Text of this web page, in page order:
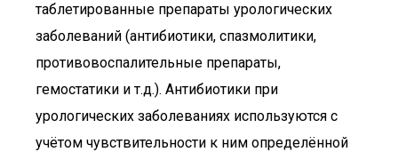
таблетированные препараты урологических
заболеваний (антибиотики, спазмолитики,
противовоспалительные препараты,
гемостатики и т.д.). Антибиотики при
урологических заболеваниях используются с
учётом чувствительности к ним определённой